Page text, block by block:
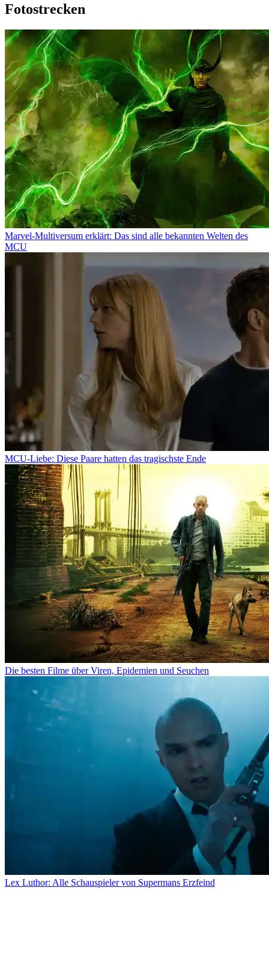
Fotostrecken
Marvel-Multiversum erklärt: Das sind alle bekannten Welten des
MCU
MCU-Liebe: Diese Paare hatten das tragischste Ende
Die besten Filme über Viren, Epidemien und Seuchen
Lex Luthor: Alle Schauspieler von Supermans Erzfeind